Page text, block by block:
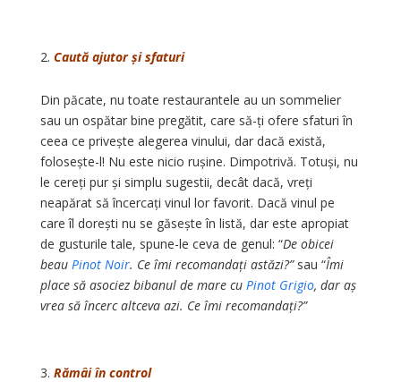
Caută ajutor și sfaturi
Din păcate, nu toate restaurantele au un sommelier
sau un ospătar bine pregătit, care să-ți ofere sfaturi în
ceea ce privește alegerea vinului, dar dacă există,
folosește-l! Nu este nicio rușine. Dimpotrivă. Totuși, nu
le cereți pur și simplu sugestii, decât dacă, vreți
neapărat să încercați vinul lor favorit. Dacă vinul pe
care îl dorești nu se găsește în listă, dar este apropiat
de gusturile tale, spune-le ceva de genul: “De obicei
beau Pinot Noir. Ce îmi recomandați astăzi?” sau “Îmi
place să asociez bibanul de mare cu Pinot Grigio, dar aș
vrea să încerc altceva azi. Ce îmi recomandați?”
Rămâi în control